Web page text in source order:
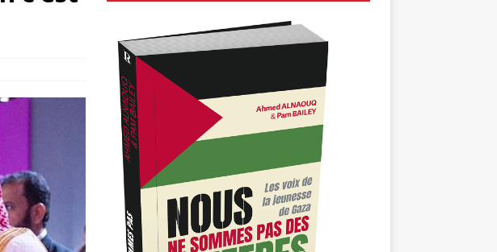
multiplie les
ainsi la